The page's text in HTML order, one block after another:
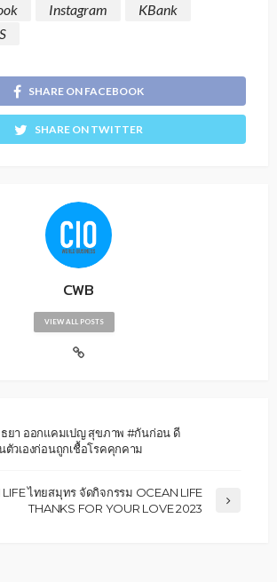
Instagram
KBank
SHARE ON FACEBOOK
SHARE ON TWITTER
CWB
VIEW ALL POSTS
ยา ออกแคมเปญ สุขภาพ #กันก่อน ดี
ตัวเองก่อนถูกเชื้อโรคคุกคาม
LIFE ไทยสมุทร จัดกิจกรรม OCEAN LIFE
THANKS FOR YOUR LOVE 2023